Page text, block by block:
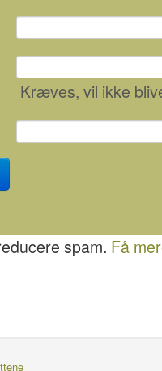
Kræves, vil ikke
spam. Få